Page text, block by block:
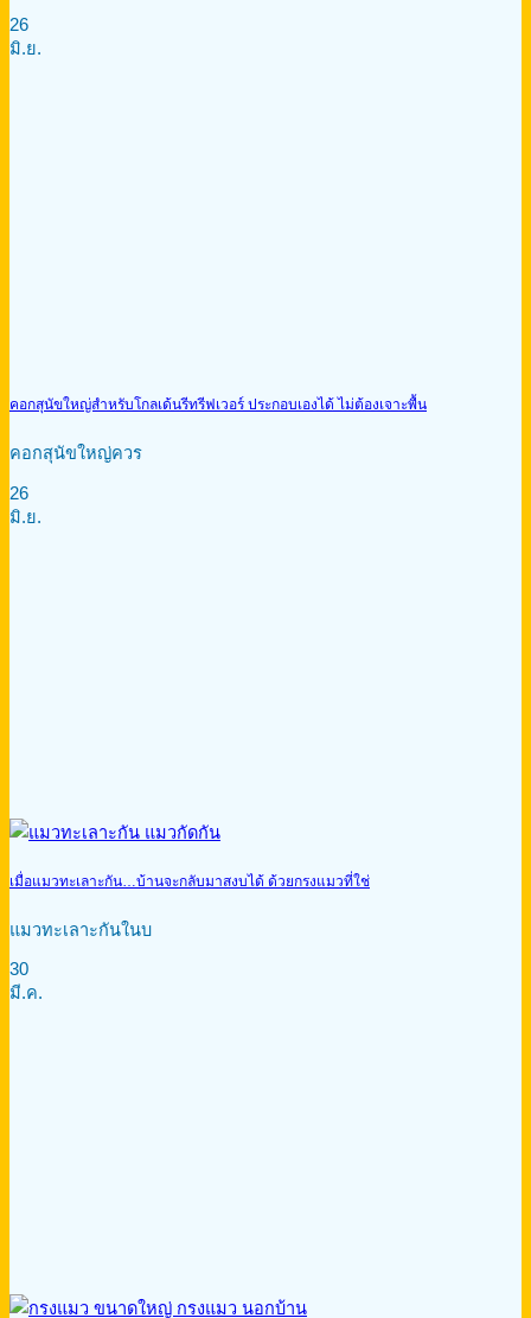
26
มิ.ย.
คอกสุนัขใหญ่สำหรับโกลเด้นรีทรีฟเวอร์ ประกอบเองได้ ไม่ต้องเจาะพื้น
คอกสุนัขใหญ่ควร
26
มิ.ย.
เมื่อแมวทะเลาะกัน…บ้านจะกลับมาสงบได้ ด้วยกรงแมวที่ใช่
แมวทะเลาะกันในบ
30
มี.ค.